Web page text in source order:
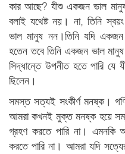
কার আছে? যীশু একজন ভাল
বলাই যথেষ্ট নয়। না, তিনি
ভাল মানুষ নন।তিনি যদি
হতেন তবে তিনি একজন ভাল
সিদ্ধান্তে উপনীত হতে পারি যে
ছিলেন।
সমস্ত সত্যই সংকীর্ণ মনষ্ক।
আমরা কখনই মুক্ত মনষ্ক হয়ে
গ্রহণ করতে পারি না। এমনকি
করতে পারি না। আমরা যদি